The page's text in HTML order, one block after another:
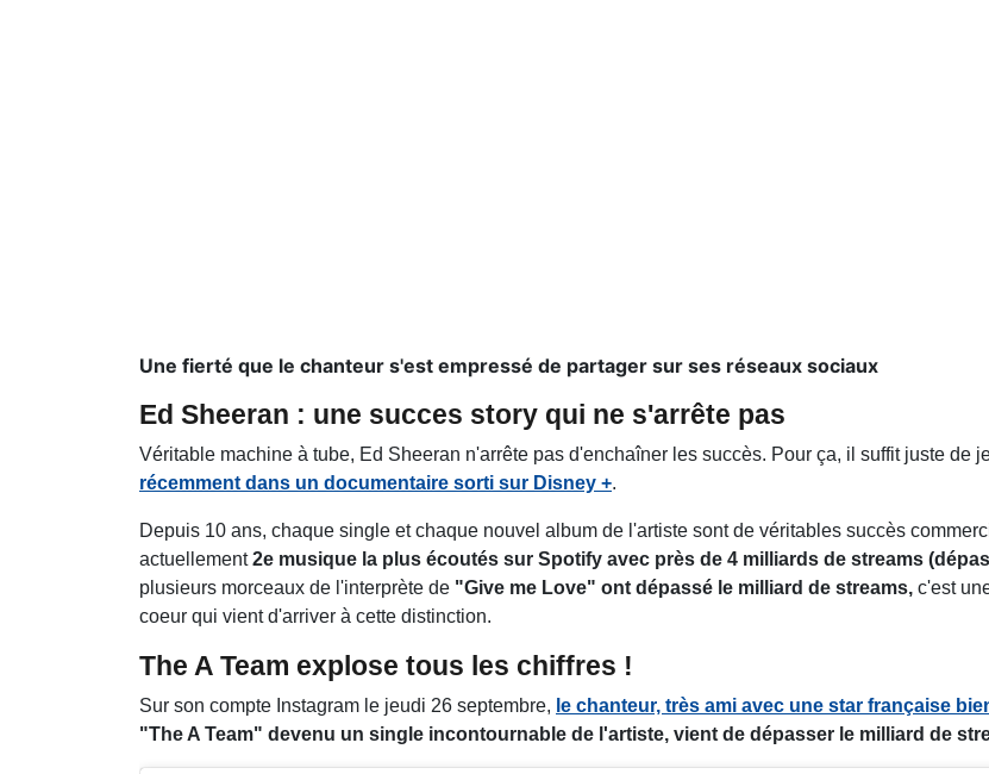
Une fierté que le chanteur s'est empressé de partager sur ses réseaux sociaux
Ed Sheeran : une succes story qui ne s'arrête pas
Véritable machine à tube, Ed Sheeran n'arrête pas d'enchaîner les succès. Pour ça, il suffit juste de
récemment dans un documentaire sorti sur Disney +.
Depuis 10 ans, chaque single et chaque nouvel album de l'artiste sont de véritables succès
actuellement2e musique la plus écoutés sur Spotify avec près de 4 milliards de streams
plusieurs morceaux de l'interprète de "Give me Love" ont dépassé le milliard de streams, c'est
coeur qui vient d'arriver à cette distinction.
The A Team explose tous les chiffres !
Sur son compte Instagram le jeudi 26 septembre, le chanteur, très ami avec une star française
"The A Team" devenu un single incontournable de l'artiste, vient de dépasser le milliard de